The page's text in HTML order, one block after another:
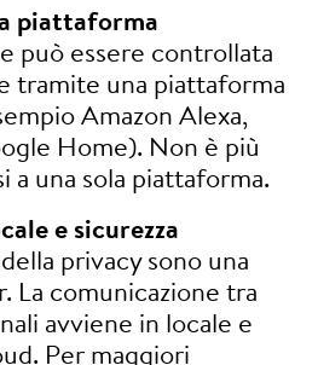
piattaforma
può essere controllata
tramite una piattaforma
Amazon Alexa,
Home). Non è più
a una sola piattaforma.
e sicurezza
privacy sono una
La comunicazione tra
avviene in locale e
Per maggiori